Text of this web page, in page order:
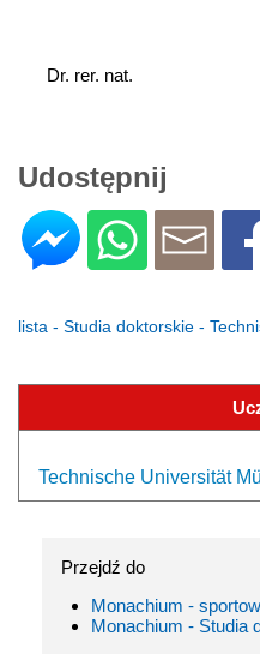
Dr. rer. nat.
Udostępnij
lista - Studia doktorskie -
Technische Universität
Przejdź do
Monachium -
Monachium - Studia